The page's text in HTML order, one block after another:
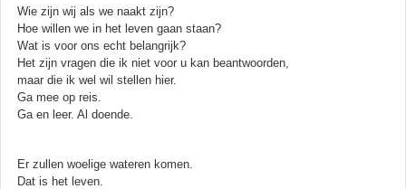
Wie zijn wij als we naakt zijn?
Hoe willen we in het leven gaan staan?
Wat is voor ons echt belangrijk?
Het zijn vragen die ik niet voor u kan beantwoorden,
maar die ik wel wil stellen hier.
Ga mee op reis.
Ga en leer. Al doende.
Er zullen woelige wateren komen.
Dat is het leven.